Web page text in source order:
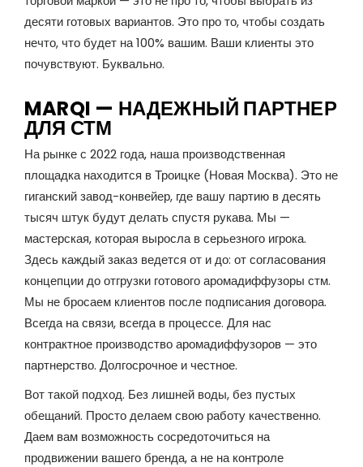
десяти готовых вариантов. Это про то, чтобы создать
нечто, что будет на 100% вашим. Ваши клиенты это
почувствуют. Буквально.
MARQI — НАДЕЖНЫЙ ПАРТНЕР
ДЛЯ СТМ
На рынке с 2022 года, наша производственная
площадка находится в Троицке (Новая Москва). Это не
гиганский завод-конвейер, где вашу партию в десять
тысяч штук будут делать спустя рукава. Мы —
мастерская, которая выросла в серьезного игрока.
Здесь каждый заказ ведется от и до: от согласования
концепции до отгрузки готового аромадиффузоры стм.
Мы не бросаем клиентов после подписания договора.
Всегда на связи, всегда в процессе. Для нас
контрактное производство аромадиффузоров — это
партнерство. Долгосрочное и честное.
Вот такой подход. Без лишней воды, без пустых
обещаний. Просто делаем свою работу качественно.
Даем вам возможность сосредоточиться на
продвижении вашего бренда, а не на контроле